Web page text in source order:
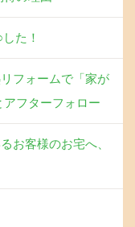
た！
フォームで「家が
フターフォロー
お客様のお宅へ、